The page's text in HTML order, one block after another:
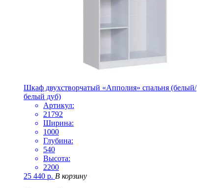
Шкаф двухстворчатый «Апполия» спальня (белый/
белый дуб)
Артикул:
21792
Ширина:
1000
Глубина:
540
Высота:
2200
25 440 р. В корзину